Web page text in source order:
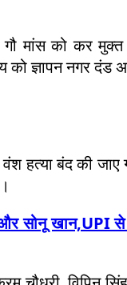
गौ मांस को कर
ज्ञापन नगर दंड
हत्या बंद की जाए
सोनू खान,UPI से